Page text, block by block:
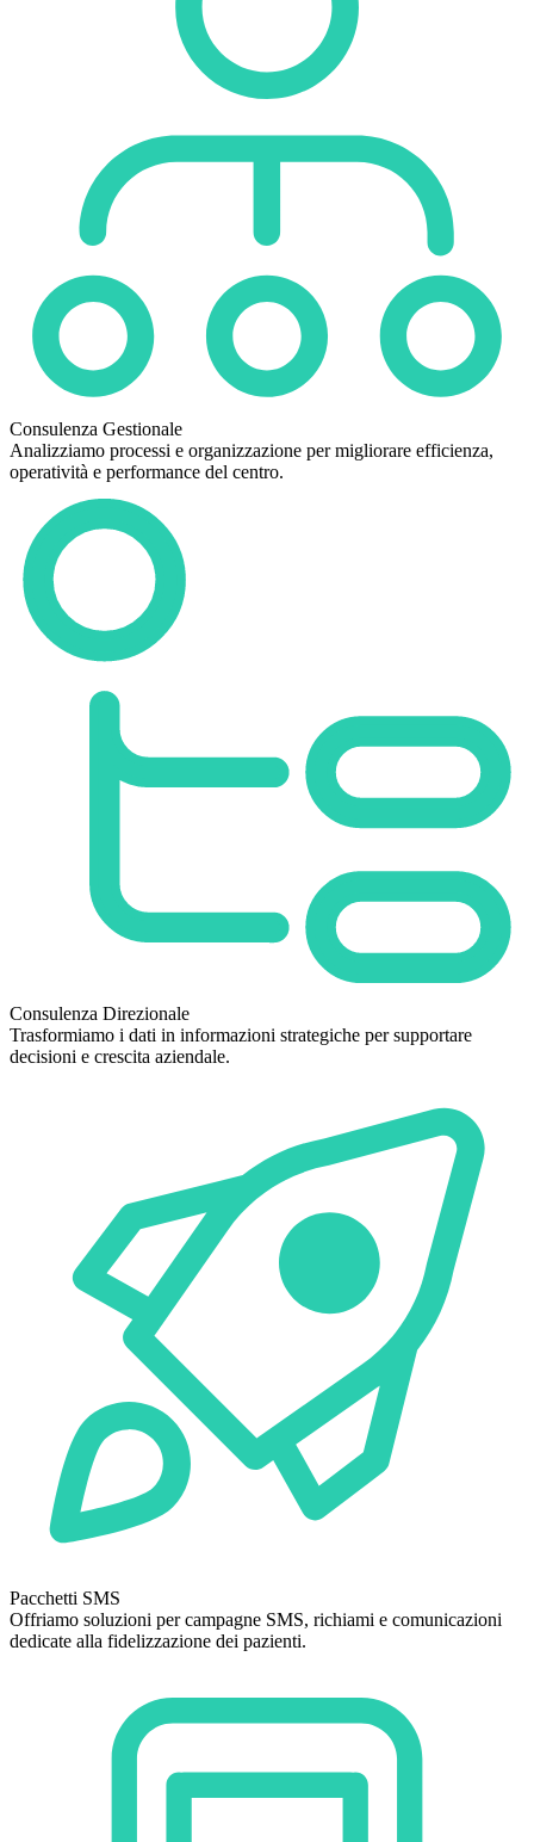
Consulenza Gestionale
Analizziamo processi e organizzazione per migliorare efficienza,
operatività e performance del centro.
Consulenza Direzionale
Trasformiamo i dati in informazioni strategiche per supportare
decisioni e crescita aziendale.
Pacchetti SMS
Offriamo soluzioni per campagne SMS, richiami e comunicazioni
dedicate alla fidelizzazione dei pazienti.